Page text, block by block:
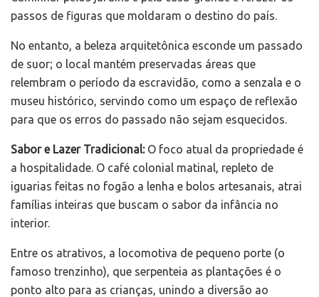
passos de figuras que moldaram o destino do país.
No entanto, a beleza arquitetônica esconde um passado
de suor; o local mantém preservadas áreas que
relembram o período da escravidão, como a senzala e o
museu histórico, servindo como um espaço de reflexão
para que os erros do passado não sejam esquecidos.
Sabor e Lazer Tradicional:O foco atual da propriedade é
a hospitalidade. O café colonial matinal, repleto de
iguarias feitas no fogão a lenha e bolos artesanais, atrai
famílias inteiras que buscam o sabor da infância no
interior.
Entre os atrativos, a locomotiva de pequeno porte (o
famoso trenzinho), que serpenteia as plantações é o
ponto alto para as crianças, unindo a diversão ao